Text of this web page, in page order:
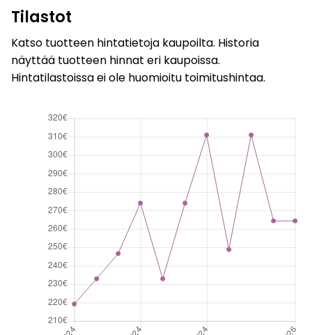
Tilastot
Katso tuotteen hintatietoja kaupoilta. Historia
näyttää tuotteen hinnat eri kaupoissa.
Hintatilastoissa ei ole huomioitu toimitushintaa.